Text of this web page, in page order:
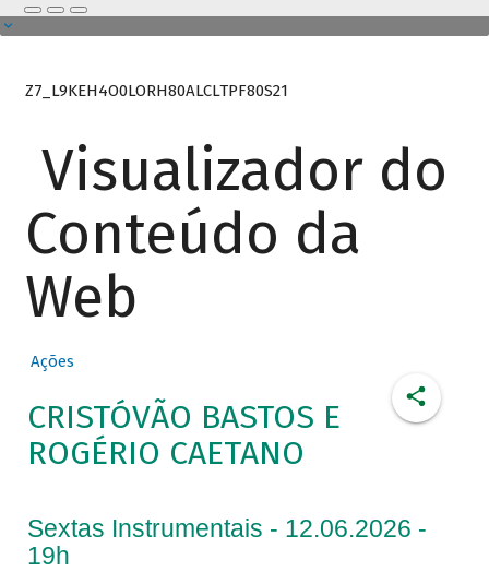
Z7_L9KEH4O0LORH80ALCLTPF80S21
Visualizador do
Conteúdo da
Web
Ações
CRISTÓVÃO BASTOS E
ROGÉRIO CAETANO
Sextas Instrumentais - 12.06.2026 -
19h